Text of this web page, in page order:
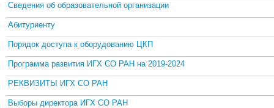
Сведения об образовательной организации
Абитуриенту
Порядок доступа к оборудованию ЦКП
Программа развития ИГХ СО РАН на 2019-2024
РЕКВИЗИТЫ ИГХ СО РАН
Выборы директора ИГХ СО РАН